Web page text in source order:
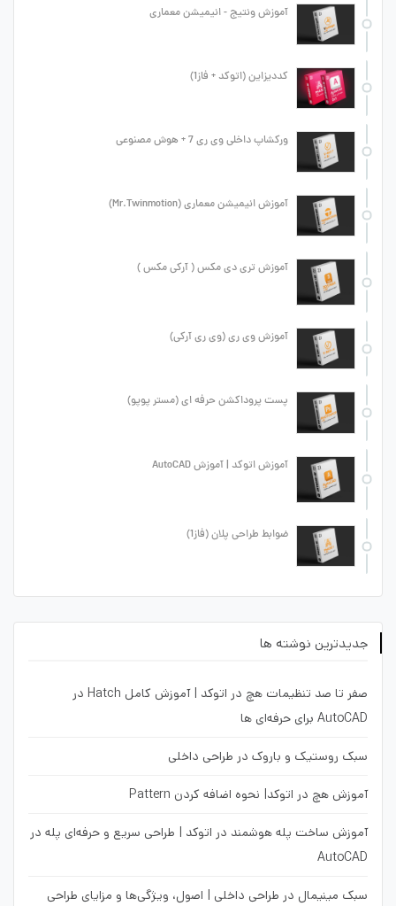
آموزش ونتیج - انیمیشن معماری
کددیزاین (اتوکد + فاز1)
ورکشاپ داخلی وی ری 7 + هوش مصنوعی
آموزش انیمیشن معماری (Mr.Twinmotion)
آموزش تری دی مکس ( آرکی مکس )
آموزش وی ری (وی ری آرکی)
پست پروداکشن حرفه ای (مستر پوپو)
آموزش اتوکد | آموزش AutoCAD
ضوابط طراحی پلان (فاز1)
جدیدترین نوشته ها
صفر تا صد تنظیمات هچ در اتوکد | آموزش کامل Hatch در
AutoCAD برای حرفه‌ای ها
سبک روستیک و باروک در طراحی داخلی
آموزش هچ در اتوکد| نحوه اضافه کردن Pattern
آموزش ساخت پله هوشمند در اتوکد | طراحی سریع و حرفه‌ای پله در
AutoCAD
سبک مینیمال در طراحی داخلی | اصول، ویژگی‌ها و مزایای طراحی